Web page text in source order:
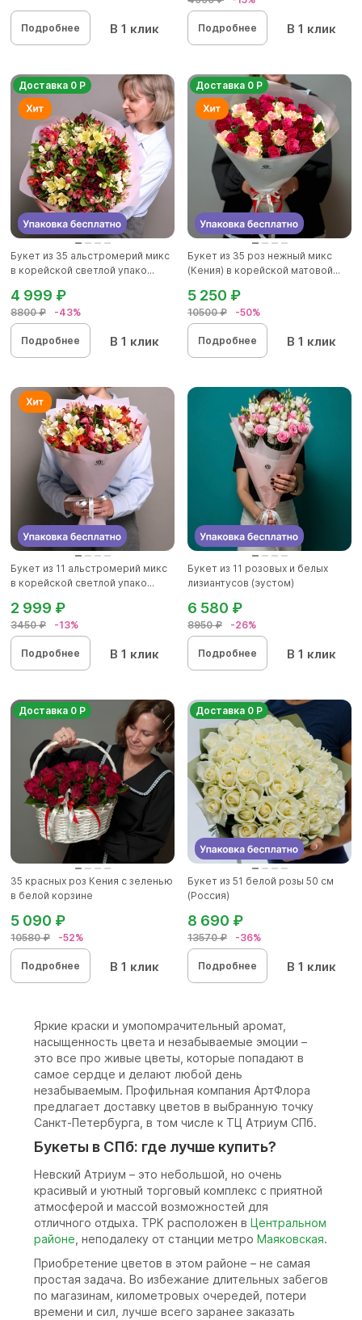
Подробнее В 1 клик Подробнее В 1 клик
Доставка 0 Р
Букет из 35 альстромерий микс
в корейской светлой упако...
8800 ₽ -43%
4 999 ₽
Подробнее В 1 клик
Доставка 0 Р
Букет из 35 роз нежный микс
(Кения) в корейской матовой...
10500 ₽ -50%
5 250 ₽
Подробнее В 1 клик
Букет из 11 альстромерий микс
в корейской светлой упако...
3450 ₽ -13%
2 999 ₽
Подробнее В 1 клик
Букет из 11 розовых и белых
лизиантусов (эустом)
8950 ₽ -26%
6 580 ₽
Подробнее В 1 клик
Доставка 0 Р
35 красных роз Кения с зеленью
в белой корзине
10580 ₽ -52%
5 090 ₽
Подробнее В 1 клик
Доставка 0 Р
Букет из 51 белой розы 50 см
(Россия)
13570 ₽ -36%
8 690 ₽
Подробнее В 1 клик
Яркие краски и умопомрачительный аромат,
насыщенность цвета и незабываемые эмоции –
это все про живые цветы, которые попадают в
самое сердце и делают любой день
незабываемым. Профильная компания АртФлора
предлагает доставку цветов в выбранную точку
Санкт-Петербурга, в том числе к ТЦ Атриум СПб.
Букеты в СПб: где лучше купить?
Невский Атриум – это небольшой, но очень
красивый и уютный торговый комплекс с приятной
атмосферой и массой возможностей для
отличного отдыха. ТРК расположен в Центральном
районе, неподалеку от станции метро Маяковская.
Приобретение цветов в этом районе – не самая
простая задача. Во избежание длительных забегов
по магазинам, километровых очередей, потери
времени и сил, лучше всего заранее заказать